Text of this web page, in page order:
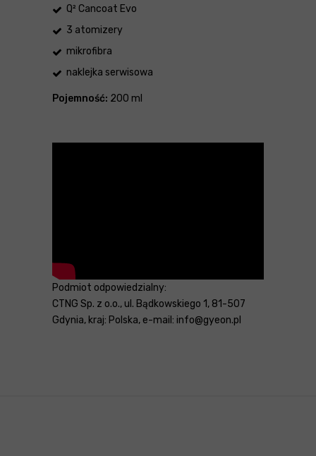
Q² Cancoat Evo
3 atomizery
mikrofibra
naklejka serwisowa
Pojemność: 200 ml
Podmiot odpowiedzialny:
CTNG Sp. z o.o., ul. Bądkowskiego 1, 81-507
Gdynia, kraj: Polska, e-mail: info@gyeon.pl